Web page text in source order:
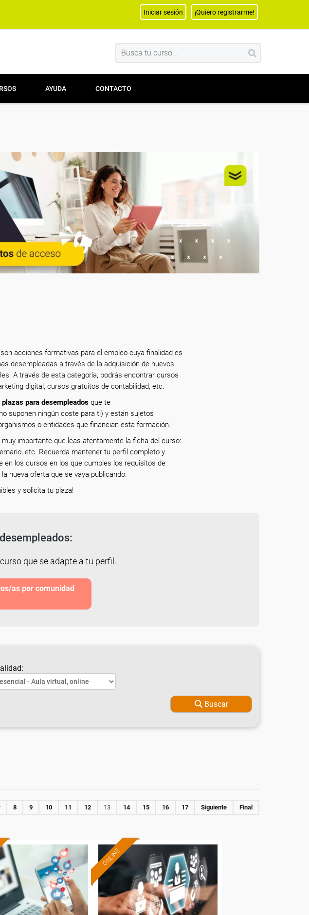
Iniciar sesión ¡Quiero registrarme!
AYUDA CONTACTO
son acciones formativas para el empleo cuya finalidad es
desempleadas a través de la adquisición de nuevos
A través de esta categoría, podrás encontrar cursos
digital, cursos gratuitos de contabilidad, etc.
para desempleados que te
suponen ningún coste para ti) y están sujetos
o entidades que financian esta formación.
muy importante que leas atentamente la ficha del curso:
etc. Recuerda mantener tu perfil completo y
en los cursos en los que cumples los requisitos de
nueva oferta que se vaya publicando.
y solicita tu plaza!
que se adapte a tu perfil.
as por comunidad
Buscar
8 9 10 11 12 13 14 15 16 17 Siguiente Final
Formación 100%
subvencionada.
desempleados,
y autónomos.
ONLINE
Formación 100%
subvencionada.
Para desempleados,
trabajadores y autónomos.